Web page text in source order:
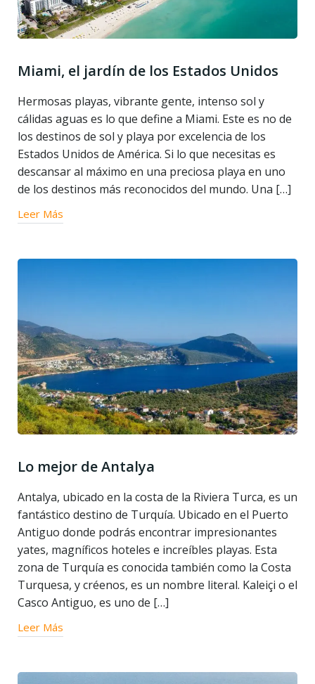
Miami, el jardín de los Estados Unidos
Hermosas playas, vibrante gente, intenso sol y
cálidas aguas es lo que define a Miami. Este es no de
los destinos de sol y playa por excelencia de los
Estados Unidos de América. Si lo que necesitas es
descansar al máximo en una preciosa playa en uno
de los destinos más reconocidos del mundo. Una […]
Leer Más
Lo mejor de Antalya
Antalya, ubicado en la costa de la Riviera Turca, es un
fantástico destino de Turquía. Ubicado en el Puerto
Antiguo donde podrás encontrar impresionantes
yates, magníficos hoteles e increíbles playas. Esta
zona de Turquía es conocida también como la Costa
Turquesa, y créenos, es un nombre literal. Kaleiçi o el
Casco Antiguo, es uno de […]
Leer Más